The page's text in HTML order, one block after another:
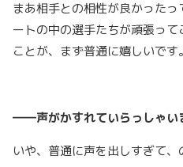
まあ相手との相性が良かった
ートの中の選手たちが頑張っ
ことが、まず普通に嬉しいです。
――声がかすれていらっしゃい
いや、普通に声を出しすぎて、